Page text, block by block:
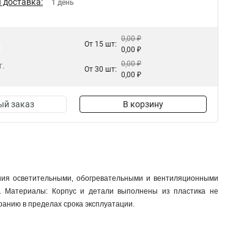
1 день
От 15 шт:
0,00 ₽
0,00 ₽
От 30 шт:
0,00 ₽
0,00 ₽
заказ В корзину
осветительными, обогревательными и вентиляционными
Корпус и детали выполнены из пластика не
в пределах срока эксплуатации.